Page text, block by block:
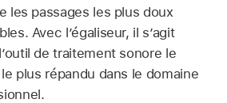
les passages les plus doux
Avec l’égaliseur, il s’agit
de traitement sonore le
plus répandu dans le domaine